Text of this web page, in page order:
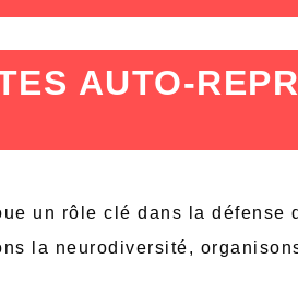
AUTO-
un rôle clé dans la défense
la neurodiversité,